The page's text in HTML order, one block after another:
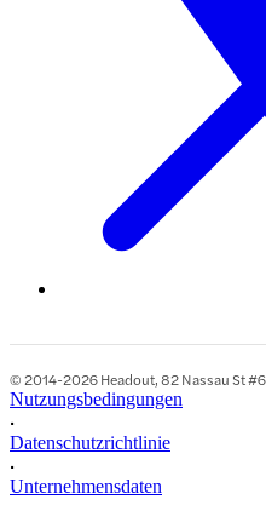
© 2014-2026 Headout, 82 Nassau St
Nutzungsbedingungen
•
Datenschutzrichtlinie
•
Unternehmensdaten